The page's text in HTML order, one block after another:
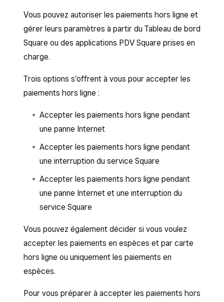
Vous pouvez autoriser les paiements hors ligne et
gérer leurs paramètres à partir du Tableau de bord
Square ou des applications PDV Square prises en
charge.
Trois options s’offrent à vous pour accepter les
paiements hors ligne :
Accepter les paiements hors ligne pendant
une panne Internet
Accepter les paiements hors ligne pendant
une interruption du service Square
Accepter les paiements hors ligne pendant
une panne Internet et une interruption du
service Square
Vous pouvez également décider si vous voulez
accepter les paiements en espèces et par carte
hors ligne ou uniquement les paiements en
espèces.
Pour vous préparer à accepter les paiements hors